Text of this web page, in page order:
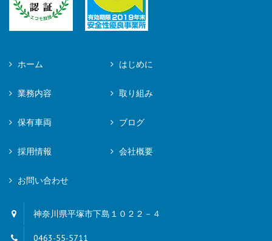
ホーム はじめに
業務内容 取り組み
保有車両 ブログ
採用情報 会社概要
お問い合わせ
神奈川県平塚市下島１０２２－４
0463-55-5711